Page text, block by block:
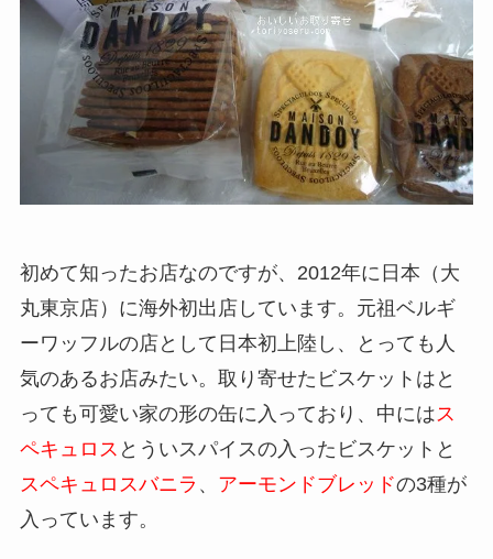
初めて知ったお店なのですが、2012年に日本（大
丸東京店）に海外初出店しています。元祖ベルギ
ーワッフルの店として日本初上陸し、とっても人
気のあるお店みたい。取り寄せたビスケットはと
っても可愛い家の形の缶に入っており、中には ス
ペキュロス とういスパイスの入ったビスケットと
スペキュロスバニラ 、 アーモンドブレッドの3種が
入っています。